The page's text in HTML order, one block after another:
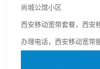
尚城公馆小区
西安移动宽带套餐，西安
办理电话，西安移动宽带